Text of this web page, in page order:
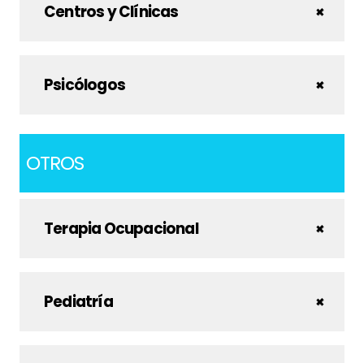
Centros y Clínicas
Psicólogos
OTROS
Terapia Ocupacional
Pediatría